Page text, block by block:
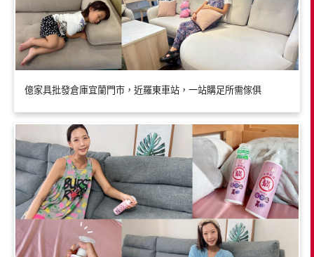
億家具批發倉庫宜蘭門市，近羅東車站，一站購足所需傢俱